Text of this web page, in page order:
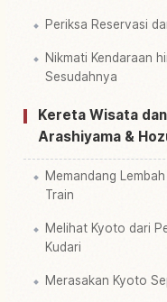
Periksa Reservasi
Nikmati Kendaraan
Sesudahnya
Kereta Wisata
Arashiyama &
Memandang
Train
Melihat Kyoto dari
Kudari
Merasakan Kyoto